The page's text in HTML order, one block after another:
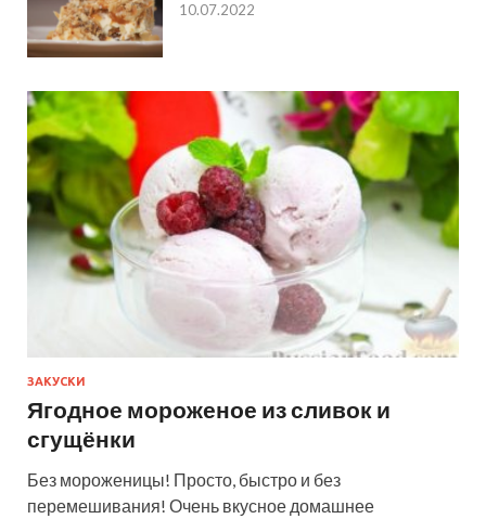
10.07.2022
ЗАКУСКИ
Ягодное мороженое из сливок и
сгущёнки
Без мороженицы! Просто, быстро и без
перемешивания! Очень вкусное домашнее